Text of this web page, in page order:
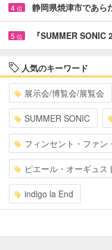
4 位 静岡県焼津市であ
5 位 『SUMMER
人気のキーワード
展示会/博覧会/展覧会
SUMMER SONIC
フィンセント・ファン
ピエール・オーギュス
indigo la End